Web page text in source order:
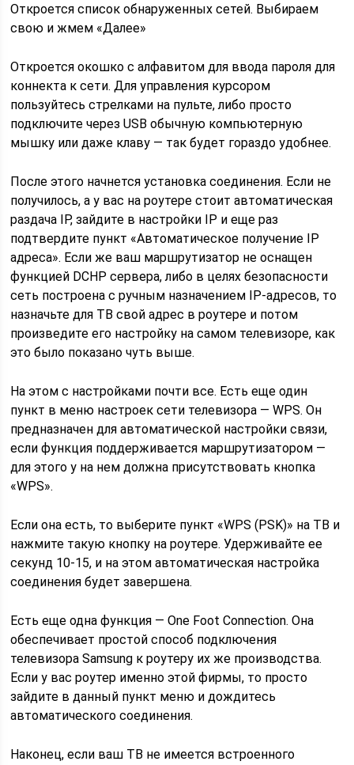
Откроется список обнаруженных сетей. Выбираем
свою и жмем «Далее»
Откроется окошко с алфавитом для ввода пароля для
коннекта к сети. Для управления курсором
пользуйтесь стрелками на пульте, либо просто
подключите через USB обычную компьютерную
мышку или даже клаву — так будет гораздо удобнее.
После этого начнется установка соединения. Если не
получилось, а у вас на роутере стоит автоматическая
раздача IP, зайдите в настройки IP и еще раз
подтвердите пункт «Автоматическое получение IP
адреса». Если же ваш маршрутизатор не оснащен
функцией DCHP сервера, либо в целях безопасности
сеть построена с ручным назначением IP-адресов, то
назначьте для ТВ свой адрес в роутере и потом
произведите его настройку на самом телевизоре, как
это было показано чуть выше.
На этом с настройками почти все. Есть еще один
пункт в меню настроек сети телевизора — WPS. Он
предназначен для автоматической настройки связи,
если функция поддерживается маршрутизатором —
для этого у на нем должна присутствовать кнопка
«WPS».
Если она есть, то выберите пункт «WPS (PSK)» на ТВ и
нажмите такую кнопку на роутере. Удерживайте ее
секунд 10-15, и на этом автоматическая настройка
соединения будет завершена.
Есть еще одна функция — One Foot Connection. Она
обеспечивает простой способ подключения
телевизора Samsung к роутеру их же производства.
Если у вас роутер именно этой фирмы, то просто
зайдите в данный пункт меню и дождитесь
автоматического соединения.
Наконец, если ваш ТВ не имеется встроенного